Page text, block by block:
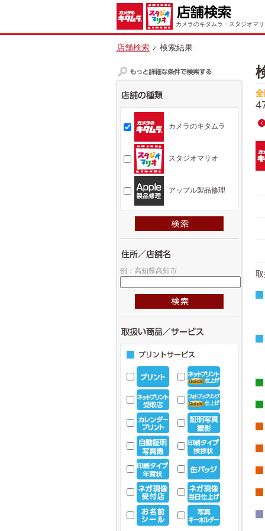
カメラのキタムラ・スタジオマ
店舗検索 検索結果
カメラのキタムラ
スタジオマリオ
アップル製品修理
例：高知県高知市